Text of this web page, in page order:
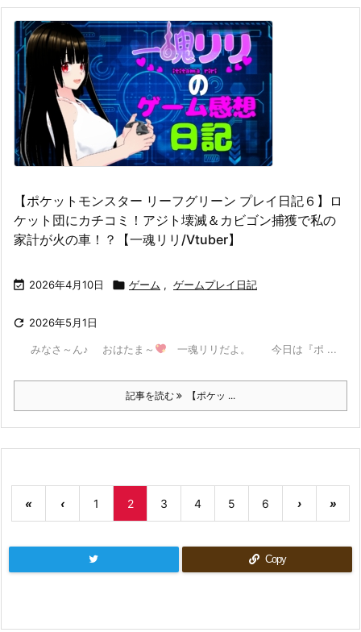
【ポケットモンスター リーフグリーン プレイ日記６】ロ
ケット団にカチコミ！アジト壊滅＆カビゴン捕獲で私の
家計が火の車！？【一魂リリ/Vtuber】
 2026年4月10日  ゲーム , ゲームプレイ日記
 2026年5月1日
みなさ～ん♪ おはたま～ 一魂リリだよ。 今日は『ポ ...
記事を読む 【ポケッ ...
« ‹ 1 2 3 4 5 6 › »
Copy